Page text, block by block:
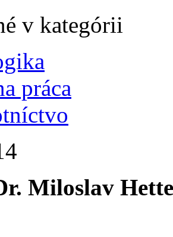
v kategórii
práca
Miloslav